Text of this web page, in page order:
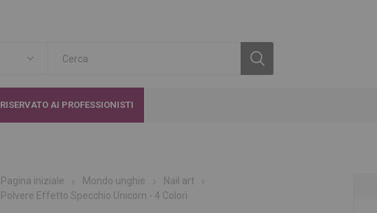
RISERVATO AI PROFESSIONISTI
Pagina iniziale Mondo unghie
Nail art
Polvere Effetto Specchio Unicorn - 4 Colori